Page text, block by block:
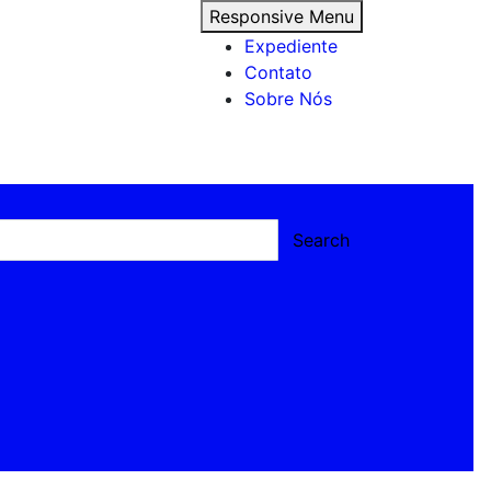
Responsive Menu
Expediente
Contato
Sobre Nós
Search